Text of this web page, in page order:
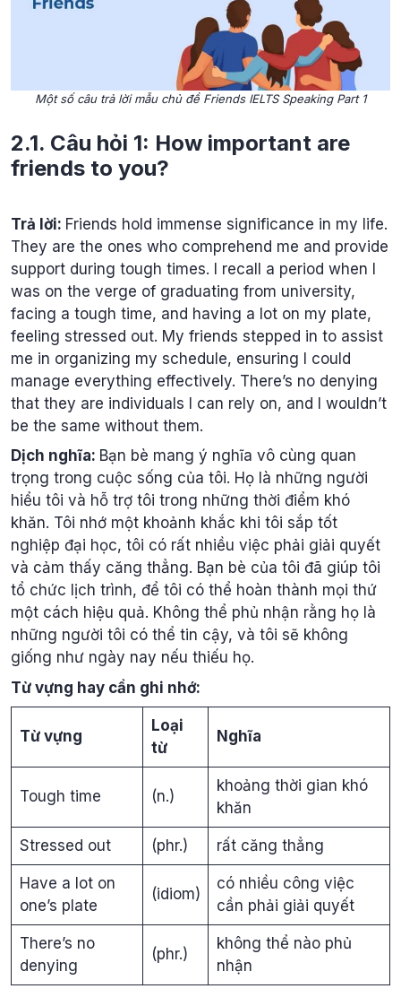
Một số câu trả lời mẫu chủ đề Friends IELTS Speaking Part 1
2.1. Câu hỏi 1: How important are
friends to you?
Trả lời: Friends hold immense significance in my life.
They are the ones who comprehend me and provide
support during tough times. I recall a period when I
was on the verge of graduating from university,
facing a tough time, and having a lot on my plate,
feeling stressed out. My friends stepped in to assist
me in organizing my schedule, ensuring I could
manage everything effectively. There’s no denying
that they are individuals I can rely on, and I wouldn’t
be the same without them.
Dịch nghĩa: Bạn bè mang ý nghĩa vô cùng quan
trọng trong cuộc sống của tôi. Họ là những người
hiểu tôi và hỗ trợ tôi trong những thời điểm khó
khăn. Tôi nhớ một khoảnh khắc khi tôi sắp tốt
nghiệp đại học, tôi có rất nhiều việc phải giải quyết
và cảm thấy căng thẳng. Bạn bè của tôi đã giúp tôi
tổ chức lịch trình, để tôi có thể hoàn thành mọi thứ
một cách hiệu quả. Không thể phủ nhận rằng họ là
những người tôi có thể tin cậy, và tôi sẽ không
giống như ngày nay nếu thiếu họ.
Từ vựng hay cần ghi nhớ:
Từ vựng
Loại
từ
Nghĩa
Tough time (n.)
khoảng thời gian khó
khăn
Stressed out (phr.) rất căng thẳng
Have a lot on
one’s plate
(idiom)
có nhiều công việc
cần phải giải quyết
There’s no
denying
(phr.)
không thể nào phủ
nhận